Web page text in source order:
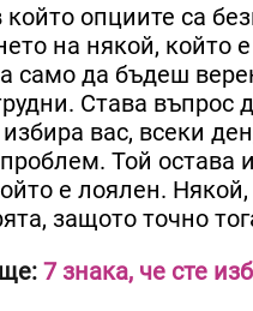
който опциите са
на някой, който
само да бъдеш
Става
вас, всеки
Той остава
е лоялен.
защото точно
7 знака, че сте